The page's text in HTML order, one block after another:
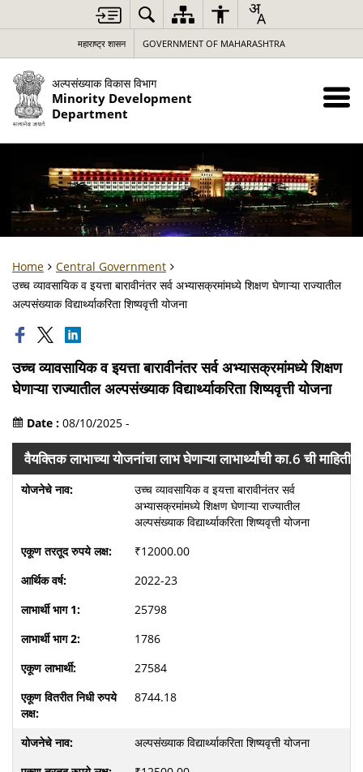
महाराष्ट्र शासन GOVERNMENT OF MAHARASHTRA
अल्पसंख्याक विकास विभाग
Minority Development
Department
Home
Central Government
उच्च व्यावसायिक व इयत्ता बारावीनंतर सर्व अभ्यासक्रमांमध्ये शिक्षण घेणाऱ्या राज्यातील
अल्पसंख्याक विद्यार्थ्याकरिता शिष्यवृत्ती योजना
उच्च व्यावसायिक व इयत्ता बारावीनंतर सर्व अभ्यासक्रमांमध्ये शिक्षण
घेणाऱ्या राज्यातील अल्पसंख्याक विद्यार्थ्याकरिता शिष्यवृत्ती योजना
Date : 08/10/2025 -
वैयक्तिक लाभाच्या योजनांचा लाभ घेणाऱ्या लाभार्थ्यांची का.6 ची माहिती
उच्च व्यावसायिक व इयत्ता बारावीनंतर सर्व
अभ्यासक्रमांमध्ये शिक्षण घेणाऱ्या राज्यातील
अल्पसंख्याक विद्यार्थ्याकरिता शिष्यवृत्ती योजना
₹12000.00
2022-23
25798
1786
27584
8744.18
अल्पसंख्याक विद्यार्थ्याकरिता शिष्यवृत्ती योजना